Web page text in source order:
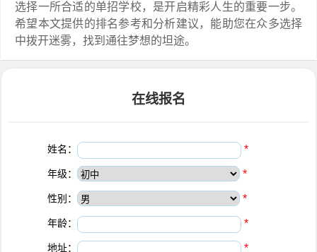
选择一所合适的单招学校，是开启精彩人生的重要一步。
希望本文提供的排名参考和分析建议，能助您在众多选择
中拨开迷雾，找到通往梦想的坦途。
在线报名
姓名： *
年级： *
性别： *
年龄： *
地址： *